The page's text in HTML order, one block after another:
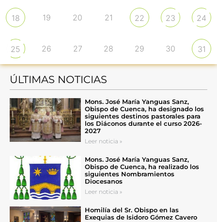
18 19 20 21 22 23 24
25 26 27 28 29 30 31
ÚLTIMAS NOTICIAS
Mons. José María Yanguas Sanz,
Obispo de Cuenca, ha designado los
siguientes destinos pastorales para
los Diáconos durante el curso 2026-
2027
Leer noticia »
Mons. José María Yanguas Sanz,
Obispo de Cuenca, ha realizado los
siguientes Nombramientos
Diocesanos
Leer noticia »
Homilía del Sr. Obispo en las
Exequias de Isidoro Gómez Cavero